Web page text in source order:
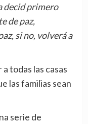
decid primero
de paz,
si no, volverá a
todas las casas
las familias sean
serie de